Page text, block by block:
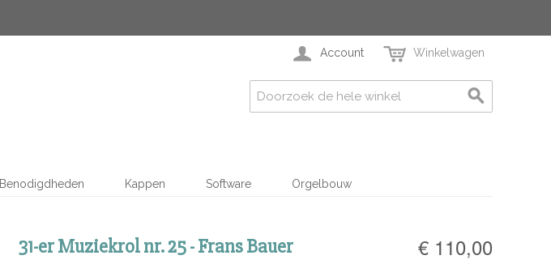
Account Winkelwagen
Benodigdheden Kappen Software Orgelbouw
31-er Muziekrol nr. 25 - Frans Bauer € 110,00